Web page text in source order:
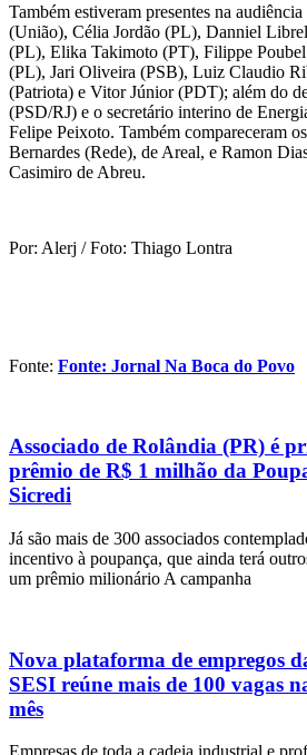
Também estiveram presentes na
(União), Célia Jordão (PL), Danniel
(PL), Elika Takimoto (PT), Filippe
(PL), Jari Oliveira (PSB), Luiz Claudio
(Patriota) e Vitor Júnior (PDT); além do
(PSD/RJ) e o secretário interino de
Felipe Peixoto. Também compareceram
Bernardes (Rede), de Areal, e Ramon
Casimiro de Abreu.
Por: Alerj / Foto: Thiago Lontra
Fonte: Fonte: Jornal Na Boca do Povo
Associado de Rolândia (PR) é
prêmio de R$ 1 milhão da
Sicredi
Já são mais de 300 associados
incentivo à poupança, que ainda terá
um prêmio milionário A campanha
Nova plataforma de empregos
SESI reúne mais de 100 vagas
mês